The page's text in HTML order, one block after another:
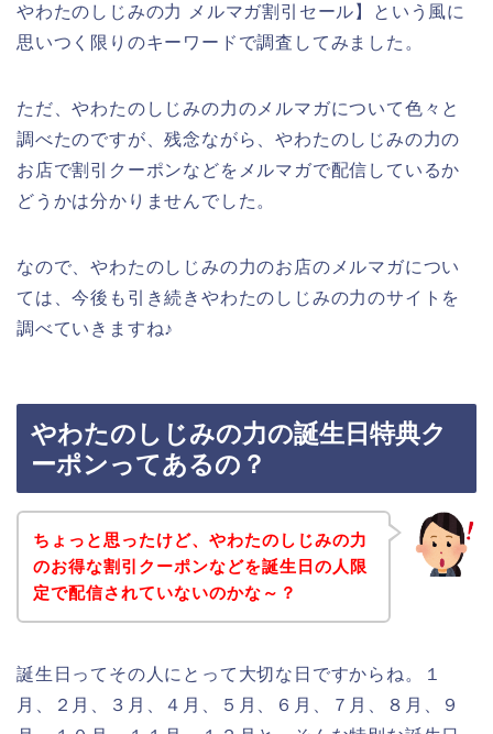
やわたのしじみの力 メルマガ割引セール】という風に
思いつく限りのキーワードで調査してみました。
ただ、やわたのしじみの力のメルマガについて色々と
調べたのですが、残念ながら、やわたのしじみの力の
お店で割引クーポンなどをメルマガで配信しているか
どうかは分かりませんでした。
なので、やわたのしじみの力のお店のメルマガについ
ては、今後も引き続きやわたのしじみの力のサイトを
調べていきますね♪
やわたのしじみの力の誕生日特典ク
ーポンってあるの？
ちょっと思ったけど、やわたのしじみの力
のお得な割引クーポンなどを誕生日の人限
定で配信されていないのかな～？
誕生日ってその人にとって大切な日ですからね。１
月、２月、３月、４月、５月、６月、７月、８月、９